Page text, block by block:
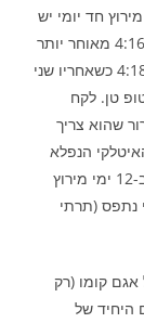
חד יומי יש
לפוג יתרון של 2:22 על קראפאז, 2:39 על באג'יולי, 4:16 מאוחר יותר
הגיעו ון וילדר, מקנולטי, ואצ'ק וקלדרמן, גרושאטנר 4:18 כשאחריו שני
סוגרים את הטופ טן. לקח
ברור שהוא צריך
הנפלא
שגדש את צידי הדרך. הוא התחרה עד עתה השנה ב-12 ימי מירוץ
נתפס (תרתי
אגם קומו (רק
היחיד של